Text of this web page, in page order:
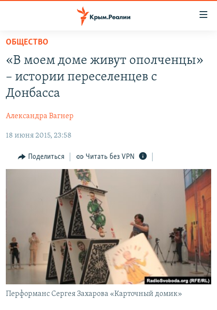
Вернуться
основному
содержанию
Вернутся
главной
навигации
Вернутся
поиску
СПЕЦПРОЕКТЫ
ГРУЗ 200
11 ЛЕТ ОККУПАЦИИ КРЫМА. 11 ИСТОРИЙ СОПРОТИВЛЕНИЯ
ВОДА
ЕЩЕ
ИНТЕРАКТИВ
ИНФОГРАФИКА
ТЕЛЕПРОЕКТ КРЫМ.РЕАЛИИ
СОВЕТЫ ПРАВОЗАЩИТНИКОВ
ПРОПАВШИЕ БЕЗ ВЕСТИ
ПОБЕДИТЕЛЕЙ НЕ СУДЯТ?
КРЫМ.НЕПОКОРЕННЫЙ
ELIFBE
УКРАИНСКАЯ ПРОБЛЕМА КРЫМА
РАДІО СВОБОДА
КАК ОБОЙТИ БЛОКИРОВКУ
ПРИСОЕДИНЯЙТЕСЬ!
Все сайты RFE/RL
ОБЩЕСТВО
«В моем доме живут ополченцы»
– истории переселенцев с
Донбасса
Александра Вагнер
18 июня 2015, 23:58
Поделиться Читать без VPN
Перформанс Сергея Захарова «Карточный домик»